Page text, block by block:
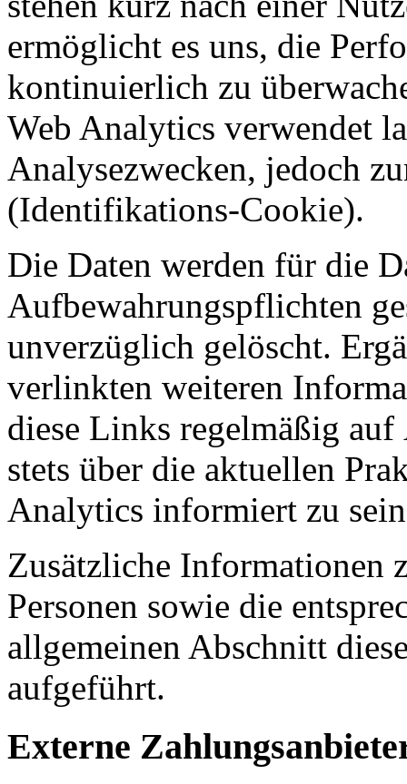
ermöglicht es uns, die
kontinuierlich zu
Web Analytics verwendet
Analysezwecken, jedoch
(Identifikations-Cookie).
Die Daten werden für die
Aufbewahrungspflichten
unverzüglich gelöscht.
verlinkten weiteren
diese Links regelmäßig
stets über die aktuellen
Analytics informiert zu
Zusätzliche Informationen
Personen sowie die
allgemeinen Abschnitt
aufgeführt.
Externe